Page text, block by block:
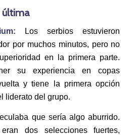
última
Los serbios estuvieron
por muchos minutos, pero no
en la primera parte.
su experiencia en copas
y tiene la primera opción
liderato del grupo.
que sería algo aburrido.
dos selecciones fuertes,